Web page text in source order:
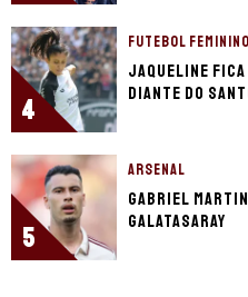
4
FUTEBOL FEMININO
Jaqueline
diante do
5
ARSENAL
Gabriel
Galatasaray